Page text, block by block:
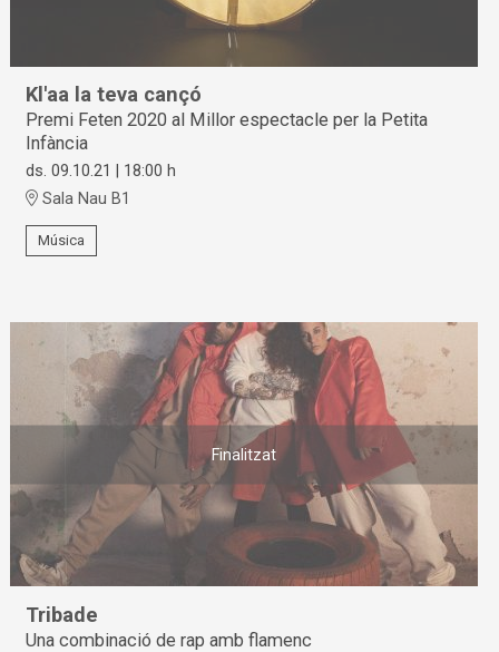
Kl'aa la teva cançó
Premi Feten 2020 al Millor espectacle per la Petita
Infància
ds. 09.10.21 | 18:00 h
Sala Nau B1
Música
Finalitzat
Tribade
Una combinació de rap amb flamenc